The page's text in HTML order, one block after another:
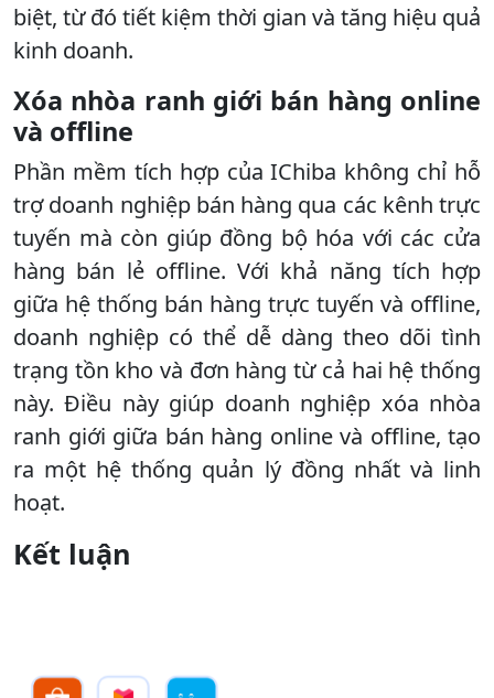
biệt, từ đó tiết kiệm thời gian và tăng hiệu quả
kinh doanh.
Xóa nhòa ranh giới bán hàng online
và offline
Phần mềm tích hợp của IChiba không chỉ hỗ
trợ doanh nghiệp bán hàng qua các kênh trực
tuyến mà còn giúp đồng bộ hóa với các cửa
hàng bán lẻ offline. Với khả năng tích hợp
giữa hệ thống bán hàng trực tuyến và offline,
doanh nghiệp có thể dễ dàng theo dõi tình
trạng tồn kho và đơn hàng từ cả hai hệ thống
này. Điều này giúp doanh nghiệp xóa nhòa
ranh giới giữa bán hàng online và offline, tạo
ra một hệ thống quản lý đồng nhất và linh
hoạt.
Kết luận